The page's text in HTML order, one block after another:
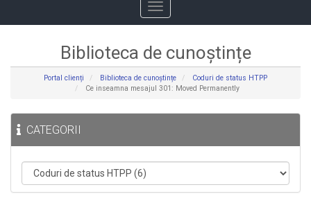
Toggle
navigation
Biblioteca de cunoștințe
Portal clienți Biblioteca de cunoștințe
Coduri de status HTPP
Ce inseamna mesajul 301: Moved Permanently
CATEGORII